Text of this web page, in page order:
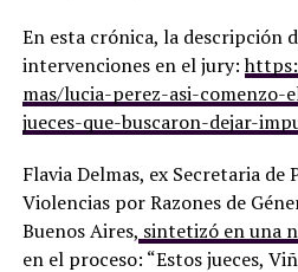
En esta crónica, la descripción
intervenciones en el jury:
mas/lucia-perez-asi-
jueces-que-buscaron-dejar-
Flavia Delmas, ex Secretaria
Violencias por Razones de
Buenos Aires, sintetizó en una
en el proceso: “Estos jueces,